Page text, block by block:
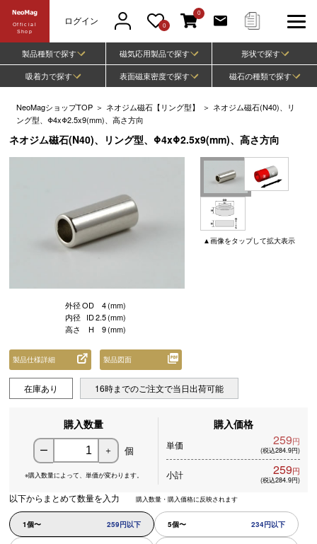
Official
Shop
ログイン 0
0
製品種類で探す 磁気応用製品で探す
形状で探す
吸着力で探す
表面磁束密度で探す 磁石の種類で探す
NeoMagショップTOP ＞ ネオジム磁石【リング型】 ＞ ネオジム磁石(N40)、リ
ング型、Φ4xΦ2.5x9(mm)、高さ方向
ネオジム磁石(N40)、リング型、Φ4xΦ2.5x9(mm)、高さ方向
▲画像をタップして拡大表示
外径OD 4(mm)
内径 ID2.5(mm)
高さ
H 9(mm)
製品仕様詳細 製品図面
在庫あり 16時までのご注文で当日出荷可能
購入数量
ー ＋ 個
※購入数量によって、 単価が変わります。
購入価格
単価 259円
(税込284.9円)
小計 259円
(税込284.9円)
以下からまとめて数量を入力 購入数量・購入価格に反映されます
1個〜 259円以下 5個〜 234円以下